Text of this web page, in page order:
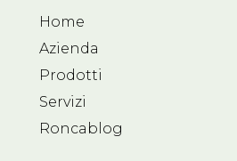
Home
Azienda
Prodotti
Servizi
Roncablog